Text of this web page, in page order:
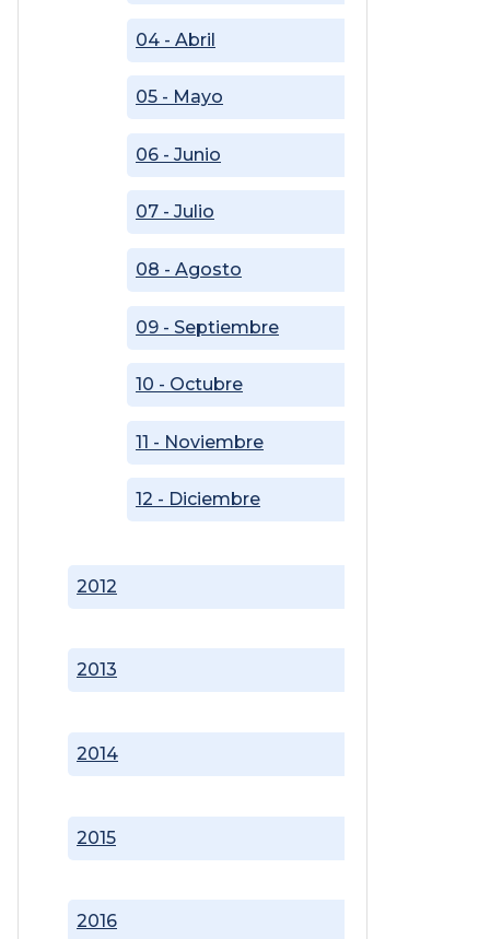
04 - Abril
05 - Mayo
06 - Junio
07 - Julio
08 - Agosto
09 - Septiembre
10 - Octubre
11 - Noviembre
12 - Diciembre
2012
2013
2014
2015
2016